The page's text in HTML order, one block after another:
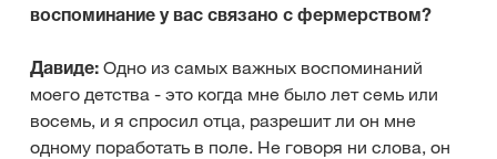
воспоминание у вас связано с фермерством?
Давиде: Одно из самых важных воспоминаний
моего детства - это когда мне было лет семь или
восемь, и я спросил отца, разрешит ли он мне
одному поработать в поле. Не говоря ни слова, он